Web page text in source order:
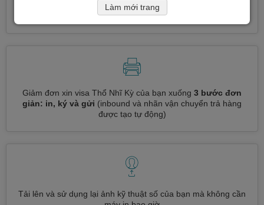
Đăng ký nhiều loại visa cùng một lúc
nhập thông tin lặp đi lặp lại
Giảm đơn xin visa Thổ Nhĩ Kỳ của bạn xuống 3 bước đơn
giản: in, ký và gửi (inbound và nhãn vận chuyển trả hàng
được tạo tự động)
Tải lên và sử dụng lại ảnh kỹ thuật số của bạn mà không cần
Làm mới trang